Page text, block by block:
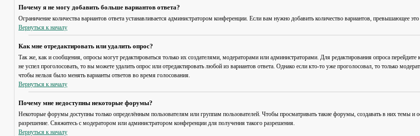
Почему я не могу добавить больше вариантов ответа?
Ограничение количества вариантов ответа устанавливается администратором конференции. Если вам нужно добавить количество вариантов, превышающее
Вернуться к началу
Как мне отредактировать или удалить опрос?
Так же, как и сообщения, опросы могут редактироваться только их создателями, модераторами или администраторами. Для редактирования опроса
не успел проголосовать, то вы можете удалить опрос или отредактировать любой из вариантов ответа. Однако если кто-то уже проголосовал, то только
чтобы нельзя было менять варианты ответов во время голосования.
Вернуться к началу
Почему мне недоступны некоторые форумы?
Некоторые форумы доступны только определённым пользователям или группам пользователей. Чтобы просматривать такие форумы, создавать в них темы и
разрешение. Свяжитесь с модератором или администратором конференции для получения такого разрешения.
Вернуться к началу